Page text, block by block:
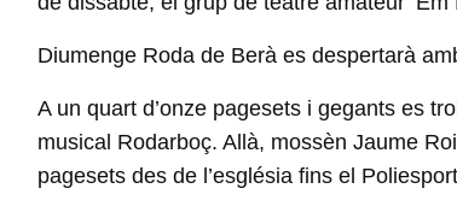
Diumenge Roda de Berà es despertarà
A un quart d’onze pagesets i gegants es
musical Rodarboç. Allà, mossèn Jaume
pagesets des de l’església fins el